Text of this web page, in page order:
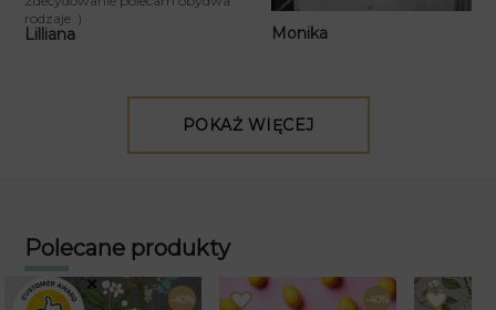
rodzaje :)
Lilliana Monika
POKAŻ WIĘCEJ
Polecane produkty
-40% -40%
×